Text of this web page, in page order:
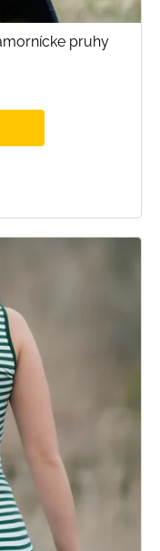
pruhy